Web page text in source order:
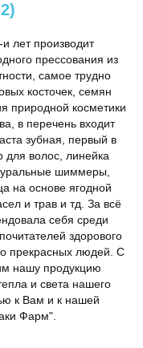
лет производит
прессования из
самое трудно
косточек, семян
природной косметики
в перечень входит
зубная, первый в
для волос, линейка
шиммеры,
на основе ягодной
и трав и тд. За всё
себя среди
здорового
прекрасных людей. С
нашу продукцию
и света нашего
к Вам и к нашей
Фарм".